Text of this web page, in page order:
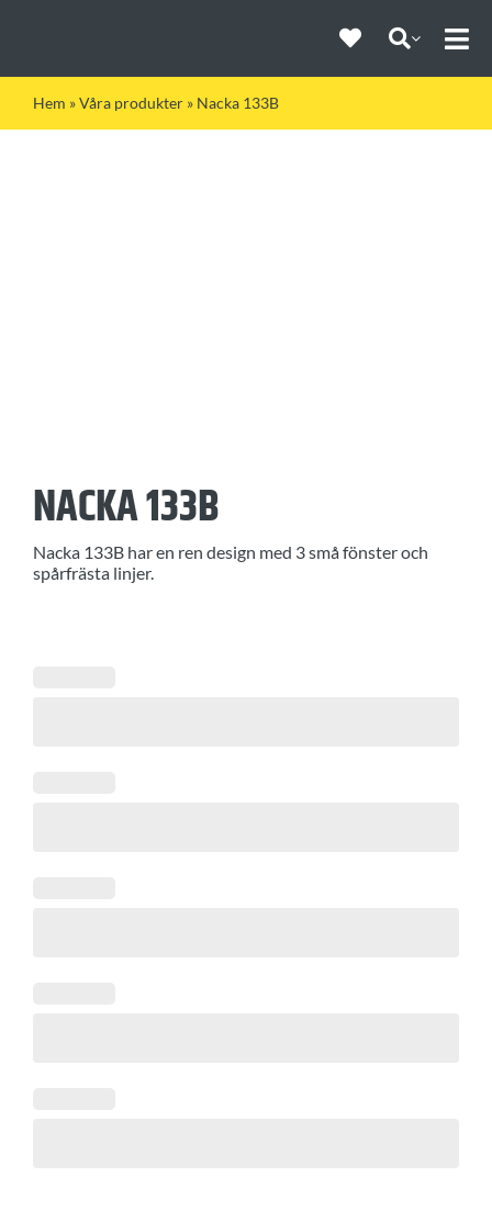
Hem »Våra produkter » Nacka 133B
NACKA 133B
Nacka 133B har en ren design med 3 små fönster och
spårfrästa linjer.